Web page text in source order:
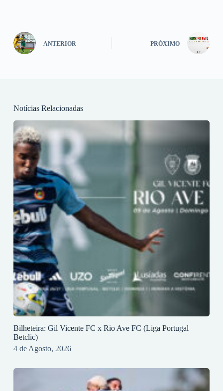
ANTERIOR PRÓXIMO
Notícias Relacionadas
Bilheteira: Gil Vicente FC x Rio Ave FC (Liga Portugal
Betclic)
4 de Agosto, 2026